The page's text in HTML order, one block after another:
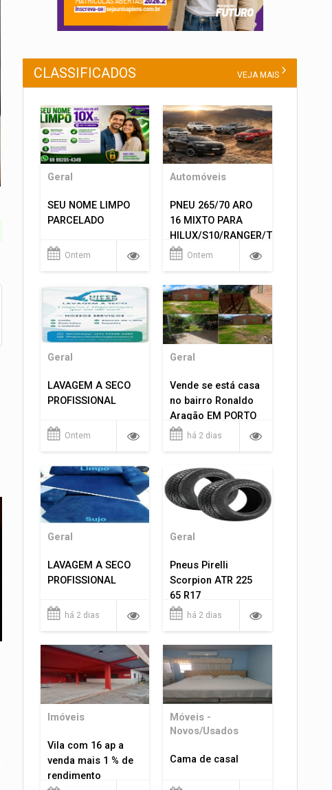
CLASSIFICADOS VEJA MAIS
Geral
SEU NOME LIMPO
PARCELADO
Ontem
Automóveis
PNEU 265/70 ARO
16 MIXTO PARA
HILUX/S10/RANGER/TRITON
ETC... MONTAGEM
Ontem
Geral
LAVAGEM A SECO
PROFISSIONAL
Ontem
Geral
Vende se está casa
no bairro Ronaldo
Aragão EM PORTO
VELHO RO.
há 2 dias
Geral
LAVAGEM A SECO
PROFISSIONAL
há 2 dias
Geral
Pneus Pirelli
Scorpion ATR 225
65 R17
há 2 dias
Imóveis
Vila com 16 ap a
venda mais 1 % de
rendimento
Móveis -
Novos/Usados
Cama de casal